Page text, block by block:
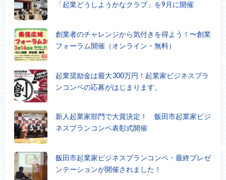
「起業どうしようかなクラブ」を9月に開催
創業者のチャレンジから気付きを得よう！〜創業
フォーラム開催（オンライン・無料）
起業奨励金は最大300万円！起業家ビジネスプラ
ンコンペの応募がはじまります。
新人起業家部門で大賞決定！ 飯田市起業家ビジ
ネスプランコンペ表彰式開催
飯田市起業家ビジネスプランコンペ・最終プレゼ
ンテーションが開催されました！